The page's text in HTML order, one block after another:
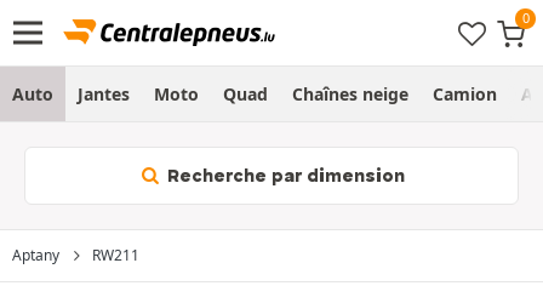
Auto Jantes Moto Quad Chaînes neige Camion
Recherche par dimension
Aptany RW211